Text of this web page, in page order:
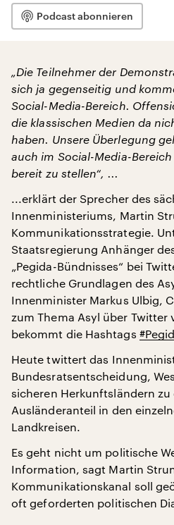
Podcast abonnieren
„Die Teilnehmer der
sich ja gegenseitig und
Social-Media-Bereich.
die klassischen Medien da
haben. Unsere Überlegung
auch im Social-Media-
bereit zu stellen“, ...
...erklärt der Sprecher des
Innenministeriums, Martin
Kommunikationsstrategie.
Staatsregierung Anhänger
„Pegida-Bündnisses“ bei
rechtliche Grundlagen des
Innenminister Markus Ulbig,
zum Thema Asyl über
bekommt die Hashtags
Heute twittert das
Bundesratsentscheidung,
sicheren Herkunftsländern
Ausländeranteil in den
Landkreisen.
Es geht nicht um politische
Information, sagt Martin
Kommunikationskanal soll
oft geforderten politischen